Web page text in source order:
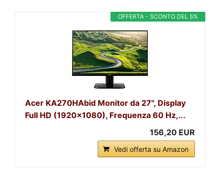
OFFERTA - SCONTO DEL 5%
Acer KA270HAbid Monitor da 27", Display
Full HD (1920x1080), Frequenza 60 Hz,...
156,20 EUR
Vedi offerta su Amazon